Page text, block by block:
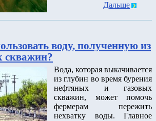
Дальше
воду, полученную из
скважин?
Вода, которая выкачивается
из глубин во время бурения
нефтяных и газовых
скважин, может помочь
фермерам пережить
нехватку воды. Главное